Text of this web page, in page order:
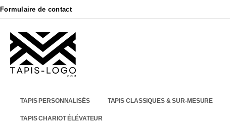
Formulaire de contact
TAPIS PERSONNALISÉS TAPIS CLASSIQUES & SUR-MESURE
TAPIS CHARIOT ÉLÉVATEUR